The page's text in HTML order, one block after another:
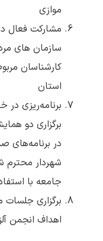
موازی
مشارکت فعال
سازمان های
کارشناسان
استان
برنامه‌ریزی در
برگزاری دو
در برنامه‌های
شهردار محترم
جامعه با
برگزاری جلسات
اهداف انجمن